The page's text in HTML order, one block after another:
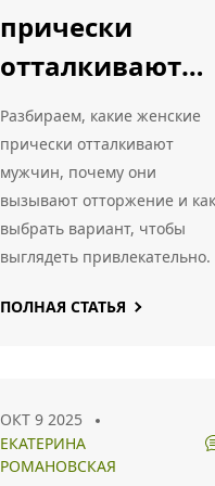
прически
отталкивают
мужчин?
Полный анализ
Разбираем, какие женские
прически отталкивают
мужчин, почему они
вызывают отторжение и как
выбрать вариант, чтобы
выглядеть привлекательно.
ПОЛНАЯ СТАТЬЯ
ОКТ 9 2025
ЕКАТЕРИНА
РОМАНОВСКАЯ